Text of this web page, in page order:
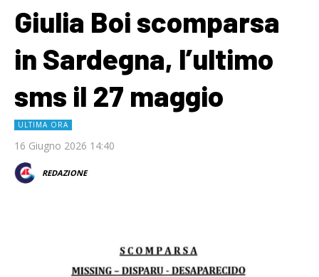
Giulia Boi scomparsa
in Sardegna, l’ultimo
sms il 27 maggio
ULTIMA ORA
16 Giugno 2026 14:40
REDAZIONE